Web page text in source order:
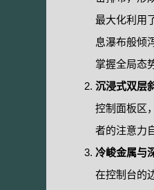
最大化利用
息瀑布般倾
掌握全局态
沉浸式双层
控制面板区
者的注意力
冷峻金属与
在控制台的